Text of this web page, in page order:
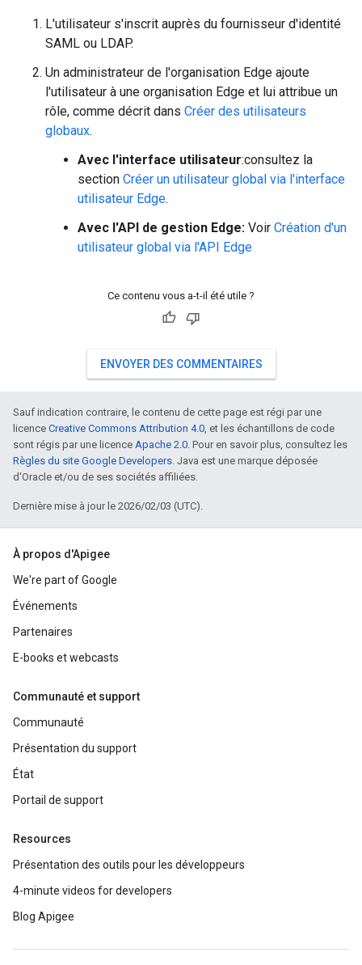
L'utilisateur s'inscrit auprès du fournisseur d'identité
SAML ou LDAP.
Un administrateur de l'organisation Edge ajoute
l'utilisateur à une organisation Edge et lui attribue un
rôle, comme décrit dans Créer des utilisateurs
globaux.
Avec l'interface utilisateur:consultez la
section Créer un utilisateur global via l'interface
utilisateur Edge.
Avec l'API de gestion Edge: Voir Création d'un
utilisateur global via l'API Edge
Ce contenu vous a-t-il été utile ?
ENVOYER DES COMMENTAIRES
Sauf indication contraire, le contenu de cette page est régi par une
licence Creative Commons Attribution 4.0, et les échantillons de code
sont régis par une licence Apache 2.0. Pour en savoir plus, consultez les
Règles du site Google Developers. Java est une marque déposée
d'Oracle et/ou de ses sociétés affiliées.
Dernière mise à jour le 2026/02/03 (UTC).
À propos d'Apigee
We're part of Google
Événements
Partenaires
E-books et webcasts
Communauté et support
Communauté
Présentation du support
État
Portail de support
Resources
Présentation des outils pour les développeurs
4-minute videos for developers
Blog Apigee